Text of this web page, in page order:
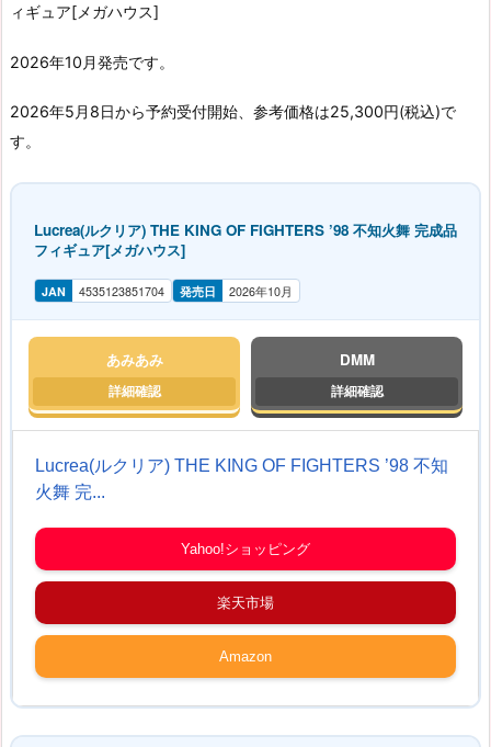
ィギュア[メガハウス]
2026年10月発売です。
2026年5月8日から予約受付開始、参考価格は25,300円(税込)で
す。
Lucrea(ルクリア) THE KING OF FIGHTERS ’98 不知火舞 完成品
フィギュア[メガハウス]
JAN 4535123851704 発売日 2026年10月
あみあみ DMM
Lucrea(ルクリア) THE KING OF FIGHTERS ’98 不知
火舞 完...
Yahoo!ショッピング
楽天市場
Amazon